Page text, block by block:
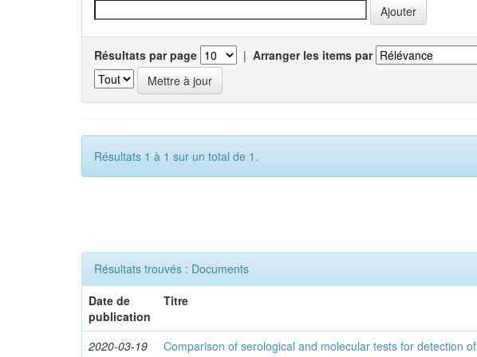
Résultats par page | Arranger les items par
Résultats 1 à 1 sur un total de 1.
Résultats trouvés : Documents
Date de
publication
Titre
2020-03-19
Comparison of serological and molecular tests for detection of